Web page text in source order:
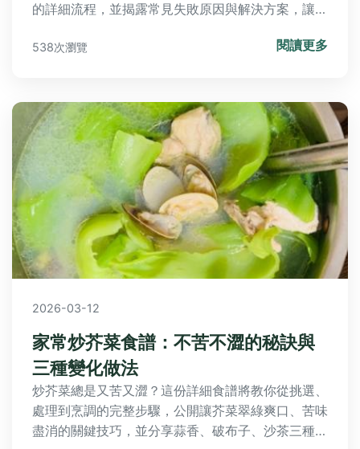
的詳細流程，並揭露常見失敗原因與解決方案，讓你
538次瀏覽 閱讀更多
2026-03-12
家常炒芥菜食譜：不苦不澀的秘訣與
三種變化做法
炒芥菜總是又苦又澀？這份詳細食譜將教你從挑選、
處理到烹調的完整步驟，公開讓芥菜翠綠爽口、苦味
盡消的關鍵技巧，並分享蒜香、破布子、沙茶三種家